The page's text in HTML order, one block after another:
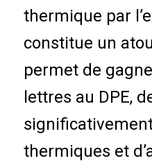
thermique par
constitue un
permet de
lettres au DPE,
thermiques et